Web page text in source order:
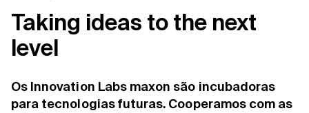
Taking ideas to the next
level
Os Innovation Labs maxon são incubadoras
para tecnologias futuras. Cooperamos com as